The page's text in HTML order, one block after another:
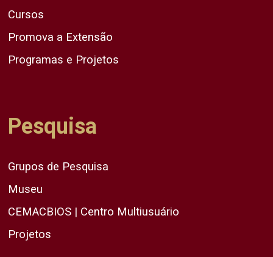
Cursos
Promova a Extensão
Programas e Projetos
Pesquisa
Grupos de Pesquisa
Museu
CEMACBIOS | Centro Multiusuário
Projetos